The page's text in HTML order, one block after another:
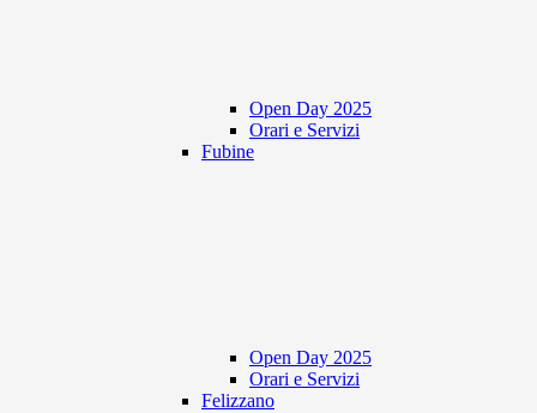
Open Day 2025
Orari e Servizi
Fubine
Open Day 2025
Orari e Servizi
Felizzano